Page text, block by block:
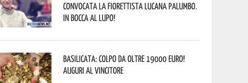
convocata la fiorettista lucana Palumbo.
In bocca al lupo!
Basilicata: colpo da oltre 19000 Euro!
Auguri al vincitore